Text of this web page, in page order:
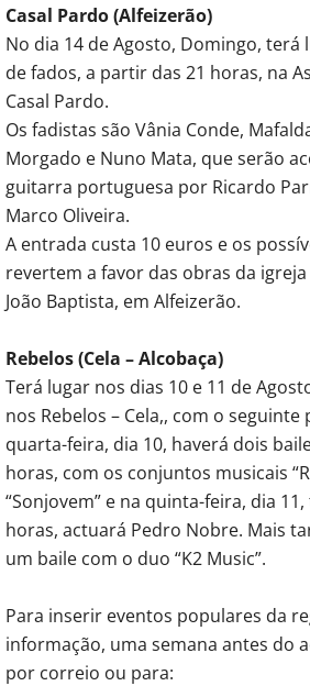
Casal Pardo (Alfeizerão)
No dia 14 de Agosto, Domingo, terá
de fados, a partir das 21 horas, na
Casal Pardo.
Os fadistas são Vânia Conde,
Morgado e Nuno Mata, que serão
guitarra portuguesa por Ricardo
Marco Oliveira.
A entrada custa 10 euros e os
revertem a favor das obras da
João Baptista, em Alfeizerão.
Rebelos (Cela – Alcobaça)
Terá lugar nos dias 10 e 11 de
nos Rebelos – Cela,, com o
quarta-feira, dia 10, haverá dois
horas, com os conjuntos musicais
“Sonjovem” e na quinta-feira, dia
horas, actuará Pedro Nobre. Mais
um baile com o duo “K2 Music”.
Para inserir eventos populares da
informação, uma semana antes do
por correio ou para: